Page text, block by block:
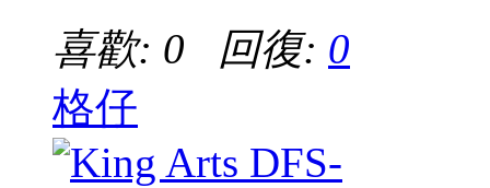
喜歡: 0 回復: 0
格仔